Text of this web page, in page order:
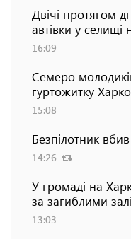
Двічі протягом
автівки у селищі
16:09
Семеро
гуртожитку
15:08
Безпілотник
14:26
У громаді на
за загиблими
13:03